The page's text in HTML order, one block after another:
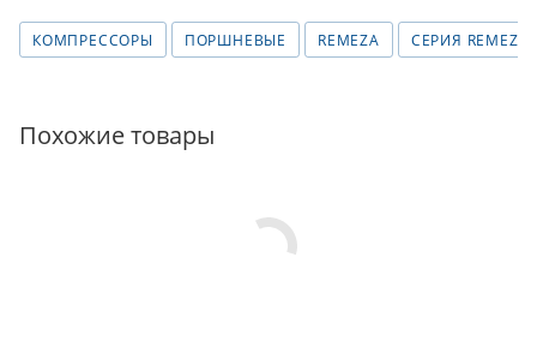
КОМПРЕССОРЫ ПОРШНЕВЫЕ REMEZA СЕРИЯ REMEZA
Похожие товары